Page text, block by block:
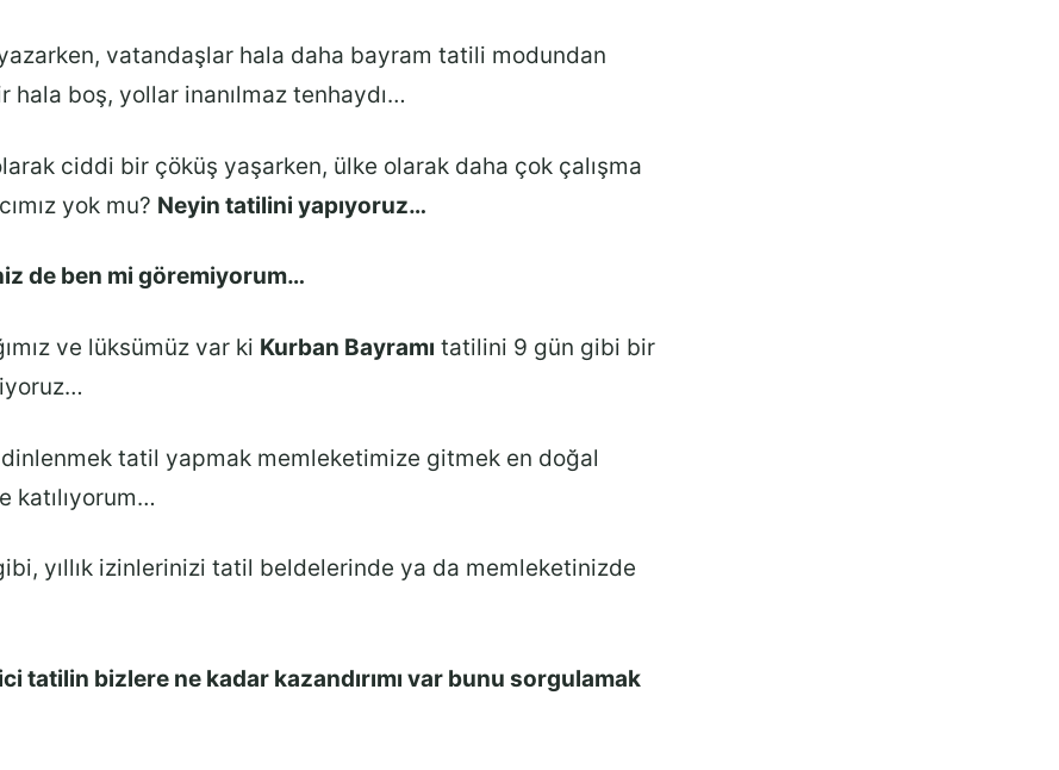
yazarken, vatandaşlar hala daha bayram tatili modundan
hala boş, yollar inanılmaz tenhaydı…
ciddi bir çöküş yaşarken, ülke olarak daha çok çalışma
yok mu? Neyin tatilini yapıyoruz…
de ben mi göremiyorum…
ve lüksümüz var ki Kurban Bayramı tatilini 9 gün gibi bir
tatil yapmak memleketimize gitmek en doğal
katılıyorum…
yıllık izinlerinizi tatil beldelerinde ya da memleketinizde
tatilin bizlere ne kadar kazandırımı var bunu sorgulamak